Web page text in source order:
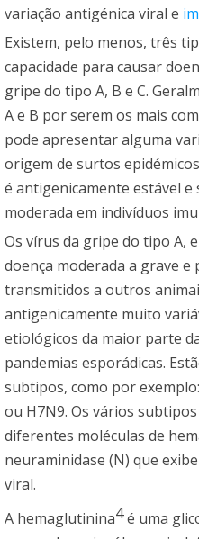
variação antigénica viral e
Existem, pelo menos, três
capacidade para causar
gripe do tipo A, B e C.
A e B por serem os mais
pode apresentar alguma
origem de surtos
é antigenicamente estável e
moderada em indivíduos
Os vírus da gripe do tipo A,
doença moderada a grave e
transmitidos a outros
antigenicamente muito
etiológicos da maior parte
pandemias esporádicas.
subtipos, como por
ou H7N9. Os vários
diferentes moléculas de
neuraminidase (N) que
viral.
A hemaglutinina4é uma